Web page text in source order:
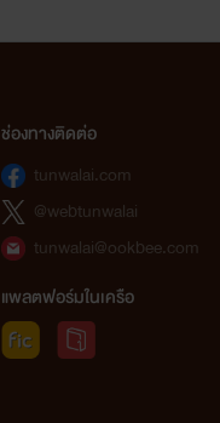
ช่องทางติดต่อ
tunwalai.com
@webtunwalai
tunwalai@ookbee.com
แพลตฟอร์มในเครือ